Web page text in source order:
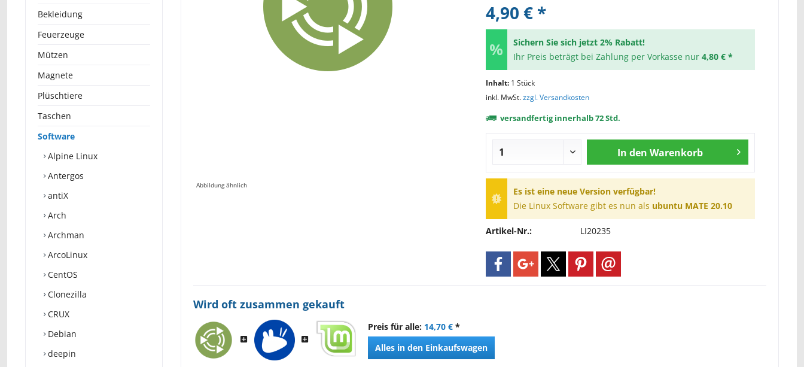
Bekleidung
Feuerzeuge
Mützen
Magnete
Plüschtiere
Taschen
Software
Alpine Linux
Antergos
antiX
Arch
Archman
ArcoLinux
CentOS
Clonezilla
CRUX
Debian
deepin
Abbildung ähnlich
4,90 € *
Sichern Sie sich jetzt 2% Rabatt!
Ihr Preis beträgt bei Zahlung per Vorkasse nur 4,80 € *
Inhalt: 1 Stück
inkl. MwSt.zzgl. Versandkosten
versandfertig innerhalb 72 Std.
In den Warenkorb
Es ist eine neue Version verfügbar!
Die Linux Software gibt es nun als ubuntu MATE 20.10
Artikel-Nr.: LI20235
Wird oft zusammen gekauft
Preis für alle: 14,70 € *
Alles in den Einkaufswagen